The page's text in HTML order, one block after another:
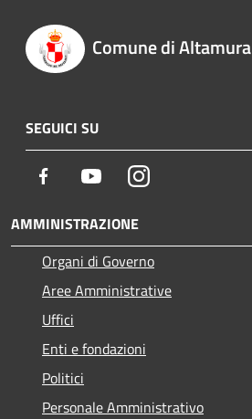
Comune di Altamura
SEGUICI SU
Facebook YoutubeInstagram
AMMINISTRAZIONE
Organi di Governo
Aree Amministrative
Uffici
Enti e fondazioni
Politici
Personale Amministrativo